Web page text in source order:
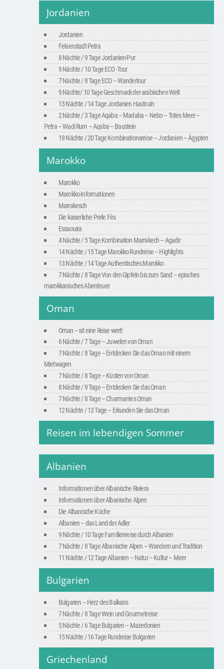
Jordanien
Jordanien
Felsenstadt Petra
8 Nächte / 9 Tage Jordanien-Pur
9 Nächte / 10 Tage ECO -Tour
7 Nächte / 8 Tage ECO – Wandertour
9 Nächte/ 10 Tage Geschmack der arabischen Welt
13 Nächte / 14 Tage Jordanien Hautnah
2 Nächte / 3 Tage Aqaba – Madaba – Nebo – Totes Meer –
Petra – Wadi Rum – Aqaba – Baustein
19 Nächte / 20 Tage Kombinationsreise – Jordanien – Ägypten
Marokko
Marokko
Marokko-Informationen
Marrakesch
Die kaiserliche Perle Fès
Essaouira
4 Nächte / 5 Tage Kombination Marrakech – Agadir
14 Nächte / 15 Tage Marokko Rundreise – Highlights
13 Nächte / 14 Tage Authentisches Marokko
7 Nächte / 8 Tage Von den Gipfeln bis zum Sand – episches
marokkanisches Abenteuer
Oman
Oman – ist eine Reise wert!
6 Nächte / 7 Tage – Juwelen von Oman
7 Nächte / 8 Tage – Entdecken Sie das Oman mit einem
Mietwagen
7 Nächte / 8 Tage – Küsten von Oman
8 Nächte / 9 Tage – Entdecken Sie das Oman
7 Nächte / 8 Tage – Charmantes Oman
12 Nächte / 13 Tage – Erkunden Sie das Oman
Reisen im lebendigen Sommer
Albanien
Informationen über Albanische Riviera
Informationen über Albanische Alpen
Die Albanische Küche
Albanien – das Land der Adler
9 Nächte / 10 Tage Familienreise durch Albanien
7 Nächte / 8 Tage Albanische Alpen – Wandern und Tradition
11 Nächte / 12 Tage Albanien – Natur – Kultur – Meer
Bulgarien
Bulgarien – Herz des Balkans
7 Nächte / 8 Tage Wein und Gourmetreise
5 Nächte / 6 Tage Bulgarien – Mazedonien
15 Nächte / 16 Tage Rundreise Bulgarien
Griechenland